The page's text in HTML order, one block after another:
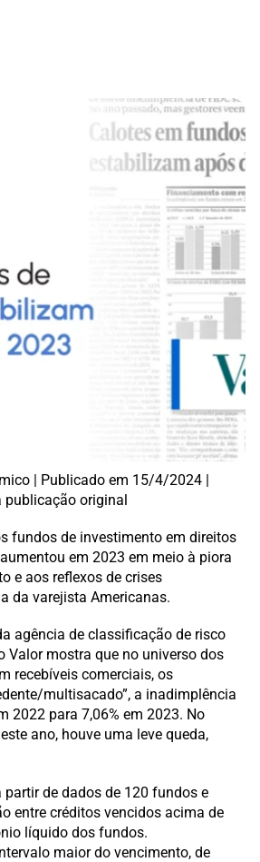
| Publicado em 15/4/2024 |
publicação original
fundos de investimento em direitos
em 2023 em meio à piora
e aos reflexos de crises
da varejista Americanas.
agência de classificação de risco
Valor mostra que no universo dos
recebíveis comerciais, os
multisacado”, a inadimplência
2022 para 7,06% em 2023. No
ano, houve uma leve queda,
de dados de 120 fundos e
entre créditos vencidos acima de
líquido dos fundos.
maior do vencimento, de